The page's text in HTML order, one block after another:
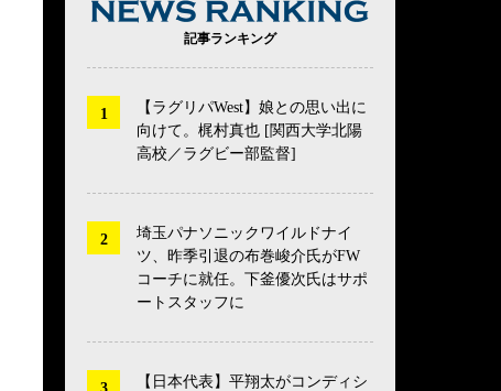
記事ランキング
【ラグリパWest】娘との思い出に
向けて。梶村真也 [関西大学北陽
高校／ラグビー部監督]
埼玉パナソニックワイルドナイ
ツ、昨季引退の布巻峻介氏がFW
コーチに就任。下釜優次氏はサポ
ートスタッフに
【日本代表】平翔太がコンディシ